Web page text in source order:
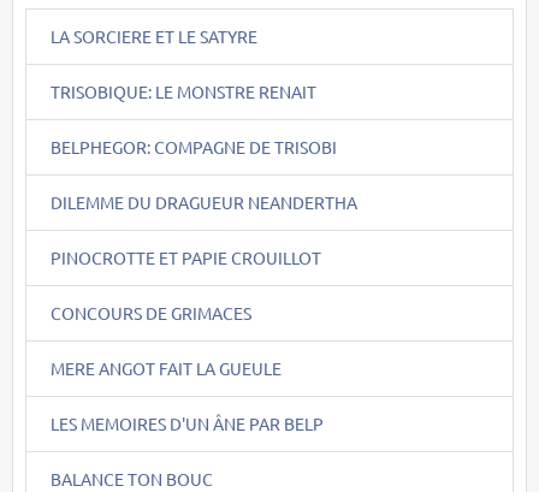
LA SORCIERE ET LE SATYRE
TRISOBIQUE: LE MONSTRE RENAIT
BELPHEGOR: COMPAGNE DE TRISOBI
DILEMME DU DRAGUEUR NEANDERTHA
PINOCROTTE ET PAPIE CROUILLOT
CONCOURS DE GRIMACES
MERE ANGOT FAIT LA GUEULE
LES MEMOIRES D'UN ÂNE PAR BELP
BALANCE TON BOUC